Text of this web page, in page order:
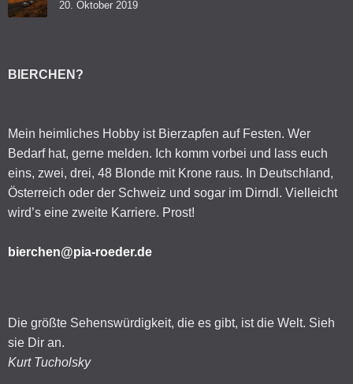
20. Oktober 2019
BIERCHEN?
Mein heimliches Hobby ist Bierzapfen auf Festen. Wer
Bedarf hat, gerne melden. Ich komm vorbei und lass euch
eins, zwei, drei, 48 Blonde mit Krone raus. In Deutschland,
Österreich oder der Schweiz und sogar im Dirndl. Vielleicht
wird’s eine zweite Karriere. Prost!
bierchen@pia-roeder.de
Die größte Sehenswürdigkeit, die es gibt, ist die Welt. Sieh
sie Dir an.
Kurt Tucholsky